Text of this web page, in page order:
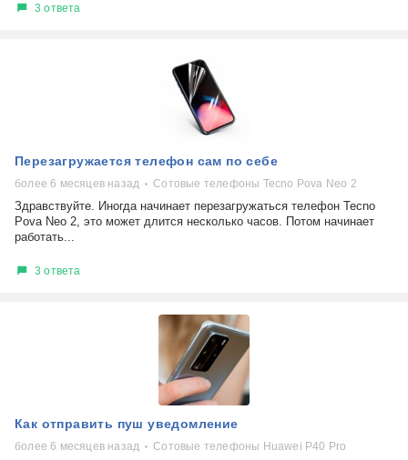
3 ответа
Перезагружается телефон сам по себе
более 6 месяцев назад Сотовые телефоны Tecno Pova Neo 2
Здравствуйте. Иногда начинает перезагружаться телефон Tecno
Pova Neo 2, это может длится несколько часов. Потом начинает
работать...
3 ответа
Как отправить пуш уведомление
более 6 месяцев назад Сотовые телефоны Huawei Р40 Pro